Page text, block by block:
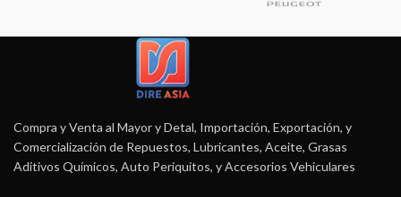
Compra y Venta al Mayor y Detal, Importación, Exportación, y
Comercialización de Repuestos, Lubricantes, Aceite, Grasas
Aditivos Químicos, Auto Periquitos, y Accesorios Vehiculares